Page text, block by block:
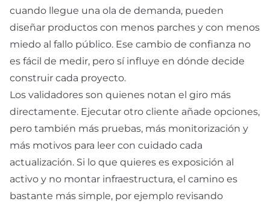
cuando llegue una ola de demanda, pueden
diseñar productos con menos parches y con menos
miedo al fallo público. Ese cambio de confianza no
es fácil de medir, pero sí influye en dónde decide
construir cada proyecto.
Los validadores son quienes notan el giro más
directamente. Ejecutar otro cliente añade opciones,
pero también más pruebas, más monitorización y
más motivos para leer con cuidado cada
actualización. Si lo que quieres es exposición al
activo y no montar infraestructura, el camino es
bastante más simple, por ejemplo revisando